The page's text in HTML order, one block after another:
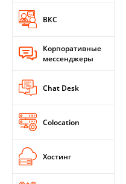
ВКС
Корпоративные
мессенджеры
Chat Desk
Colocation
Хостинг